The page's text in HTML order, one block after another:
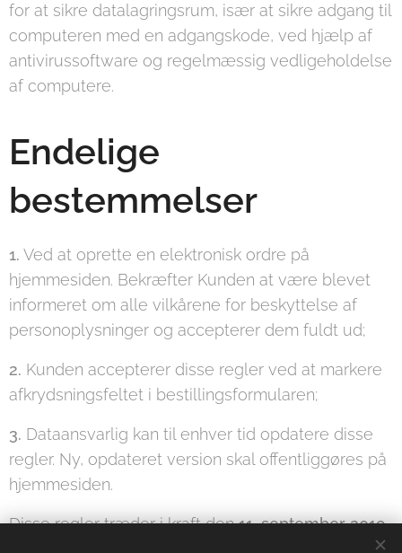
for at sikre datalagringsrum, især at sikre adgang til
computeren med en adgangskode, ved hjælp af
antivirussoftware og regelmæssig vedligeholdelse
af computere.
Endelige
bestemmelser
1. Ved at oprette en elektronisk ordre på
hjemmesiden. Bekræfter Kunden at være blevet
informeret om alle vilkårene for beskyttelse af
personoplysninger og accepterer dem fuldt ud;
2. Kunden accepterer disse regler ved at markere
afkrydsningsfeltet i bestillingsformularen;
3. Dataansvarlig kan til enhver tid opdatere disse
regler. Ny, opdateret version skal offentliggøres på
hjemmesiden.
Disse regler træder i kraft den11. september 2019